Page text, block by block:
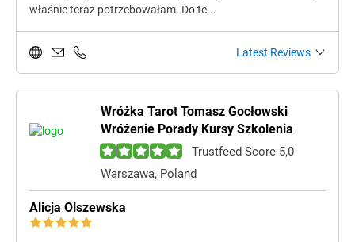
właśnie teraz potrzebowałam. Do te...
Latest Reviews
Wróżka Tarot Tomasz Gocłowski
Wróżenie Porady Kursy Szkolenia
Trustfeed Score 5,0
Warszawa, Poland
Alicja Olszewska